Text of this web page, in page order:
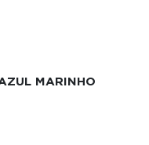
MARINHO